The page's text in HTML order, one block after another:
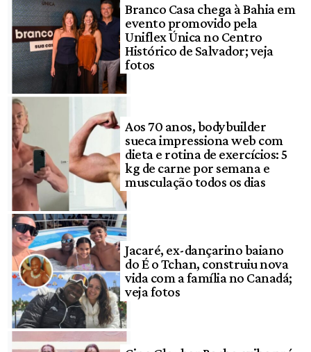
Branco Casa chega à Bahia em
evento promovido pela
Uniflex Única no Centro
Histórico de Salvador; veja
fotos
Aos 70 anos, bodybuilder
sueca impressiona web com
dieta e rotina de exercícios: 5
kg de carne por semana e
musculação todos os dias
Jacaré, ex-dançarino baiano
do É o Tchan, construiu nova
vida com a família no Canadá;
veja fotos